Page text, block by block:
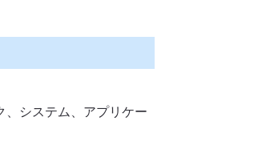
システム、アプリケー